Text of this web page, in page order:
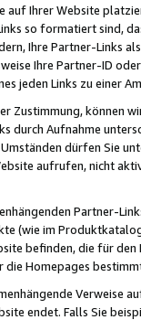
auf Ihrer Website
so formatiert sind,
Ihre Partner-Links
Ihre Partner-ID
jeden Links zu einer
Zustimmung, können
durch Aufnahme
dürfen Sie
aufrufen, nicht
Partner-
(wie im
befinden, die für
die Homepages
endet. Falls Sie